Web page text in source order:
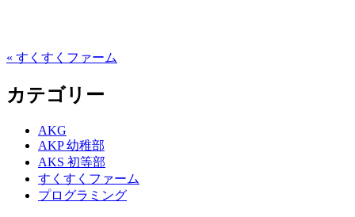
« すくすくファーム
カテゴリー
AKG
AKP 幼稚部
AKS 初等部
すくすくファーム
プログラミング